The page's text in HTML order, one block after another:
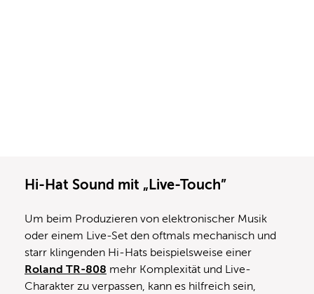
Hi-Hat Sound mit „Live-Touch”
Um beim Produzieren von elektronischer Musik
oder einem Live-Set den oftmals mechanisch und
starr klingenden Hi-Hats beispielsweise einer
Roland TR-808 mehr Komplexität und Live-
Charakter zu verpassen, kann es hilfreich sein,